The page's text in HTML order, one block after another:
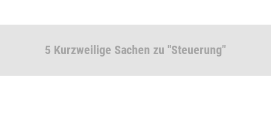
5 Kurzweilige Sachen zu "Steuerung"